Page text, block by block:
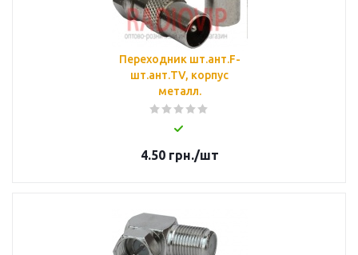
Переходник шт.ант.F-
шт.ант.TV, корпус
металл.
4.50грн./шт